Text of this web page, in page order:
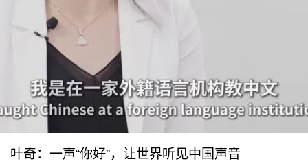
叶奇：一声“你好”，让世界听见中国声音